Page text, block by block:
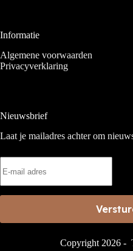
Informatie
Algemene voorwaarden
Privacyverklaring
Nieuwsbrief
Laat je mailadres achter om
Copyright 2026 -